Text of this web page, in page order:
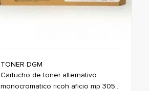
TONER DGM
cartucho de toner alternativo
monocromatico ricoh aficio mp 305